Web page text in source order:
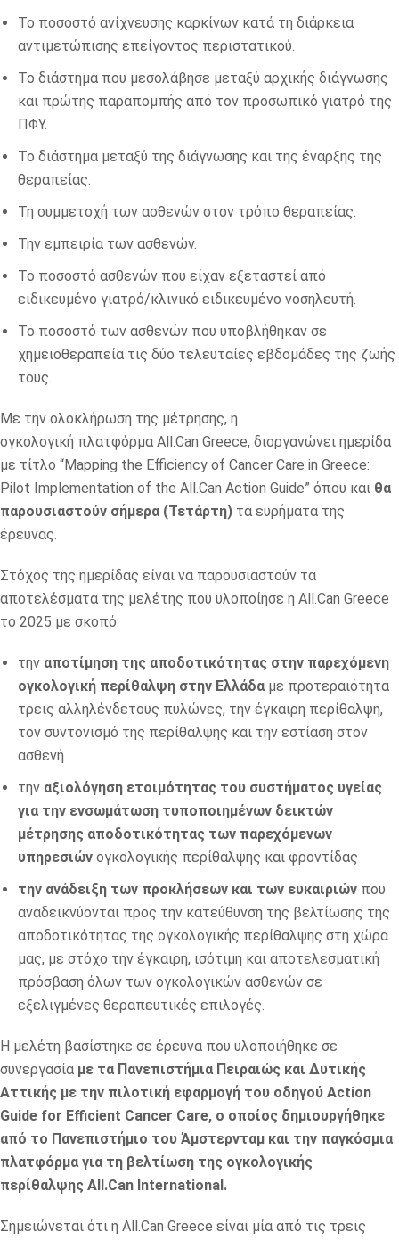
Το ποσοστό ανίχνευσης καρκίνων κατά τη διάρκεια
αντιμετώπισης επείγοντος περιστατικού.
Το διάστημα που μεσολάβησε μεταξύ αρχικής διάγνωσης
και πρώτης παραπομπής από τον προσωπικό γιατρό της
ΠΦΥ.
Το διάστημα μεταξύ της διάγνωσης και της έναρξης της
θεραπείας.
Τη συμμετοχή των ασθενών στον τρόπο θεραπείας.
Την εμπειρία των ασθενών.
Το ποσοστό ασθενών που είχαν εξεταστεί από
ειδικευμένο γιατρό/κλινικό ειδικευμένο νοσηλευτή.
Το ποσοστό των ασθενών που υποβλήθηκαν σε
χημειοθεραπεία τις δύο τελευταίες εβδομάδες της ζωής
τους.
Με την ολοκλήρωση της μέτρησης, η
ογκολογική πλατφόρμα All.Can Greece, διοργανώνει ημερίδα
με τίτλο “Mapping the Efficiency of Cancer Care in Greece:
Pilot Implementation of the All.Can Action Guide” όπου και θα
παρουσιαστούν σήμερα (Τετάρτη) τα ευρήματα της
έρευνας.
Στόχος της ημερίδας είναι να παρουσιαστούν τα
αποτελέσματα της μελέτης που υλοποίησε η All.Can Greece
το 2025 με σκοπό:
την αποτίμηση της αποδοτικότητας στην παρεχόμενη
ογκολογική περίθαλψη στην Ελλάδα με προτεραιότητα
τρεις αλληλένδετους πυλώνες, την έγκαιρη περίθαλψη,
τον συντονισμό της περίθαλψης και την εστίαση στον
ασθενή
την αξιολόγηση ετοιμότητας του συστήματος υγείας
για την ενσωμάτωση τυποποιημένων δεικτών
μέτρησης αποδοτικότητας των παρεχόμενων
υπηρεσιών ογκολογικής περίθαλψης και φροντίδας
την ανάδειξη των προκλήσεων και των ευκαιριών που
αναδεικνύονται προς την κατεύθυνση της βελτίωσης της
αποδοτικότητας της ογκολογικής περίθαλψης στη χώρα
μας, με στόχο την έγκαιρη, ισότιμη και αποτελεσματική
πρόσβαση όλων των ογκολογικών ασθενών σε
εξελιγμένες θεραπευτικές επιλογές.
Η μελέτη βασίστηκε σε έρευνα που υλοποιήθηκε σε
συνεργασία με τα Πανεπιστήμια Πειραιώς και Δυτικής
Αττικής με την πιλοτική εφαρμογή του οδηγού Action
Guide for Efficient Cancer Care, ο οποίος δημιουργήθηκε
από το Πανεπιστήμιο του Άμστερνταμ και την παγκόσμια
πλατφόρμα για τη βελτίωση της ογκολογικής
περίθαλψης All.Can International.
Σημειώνεται ότι η All.Can Greece είναι μία από τις τρεις